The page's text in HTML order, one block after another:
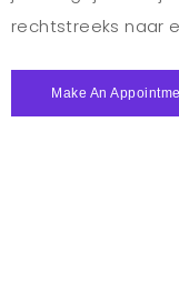
rechtstreeks naar
Make An